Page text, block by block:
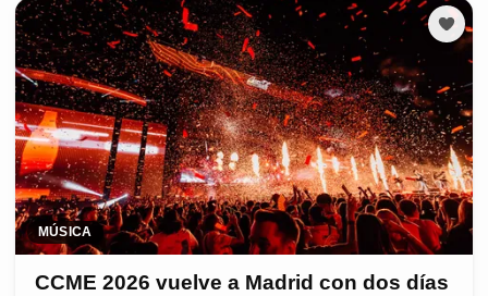
MÚSICA
CCME 2026 vuelve a Madrid con dos días